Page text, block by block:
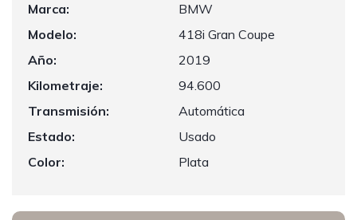
Marca:
BMW
Modelo:
418i Gran Coupe
Año:
2019
Kilometraje:
94.600
Transmisión:
Automática
Estado:
Usado
Color:
Plata